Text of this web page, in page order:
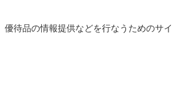
待品の情報提供などを行なうためのサイ